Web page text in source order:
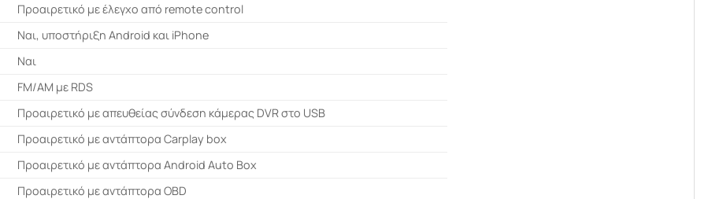
Προαιρετικό με έλεγχο από remote control
Ναι, υποστήριξη Android και iPhone
Ναι
FM/AM με RDS
Προαιρετικό με απευθείας σύνδεση κάμερας DVR στο USB
Προαιρετικό με αντάπτορα Carplay box
Προαιρετικό με αντάπτορα Android Auto Box
Προαιρετικό με αντάπτορα OBD